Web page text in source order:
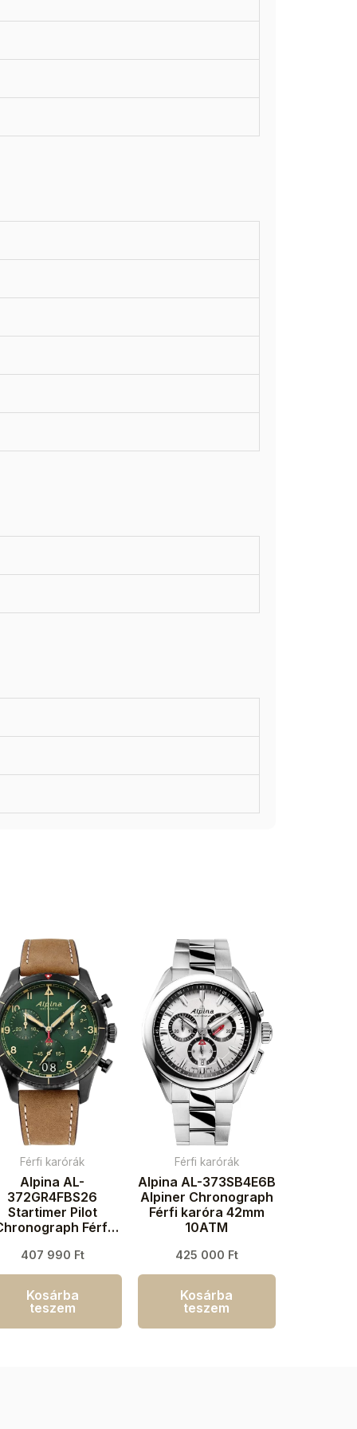
Férfi karórák
Alpina AL-
372GR4FBS26
Startimer Pilot
Férfi
407 990 Ft
Kosárba
teszem
Férfi karórák
Alpina AL-373SB4E6B
Alpiner Chronograph
Férfi karóra 42mm
10ATM
425 000 Ft
Kosárba
teszem